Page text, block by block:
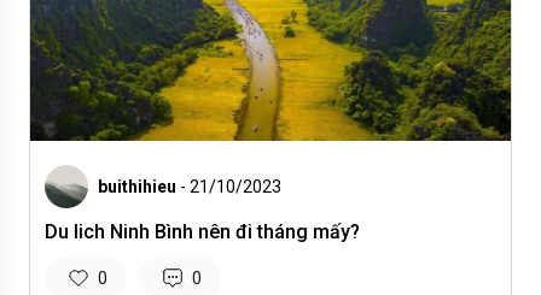
buithihieu - 21/10/2023
​​​​​​​Du lich Ninh Bình nên đi tháng mấy?
0 0